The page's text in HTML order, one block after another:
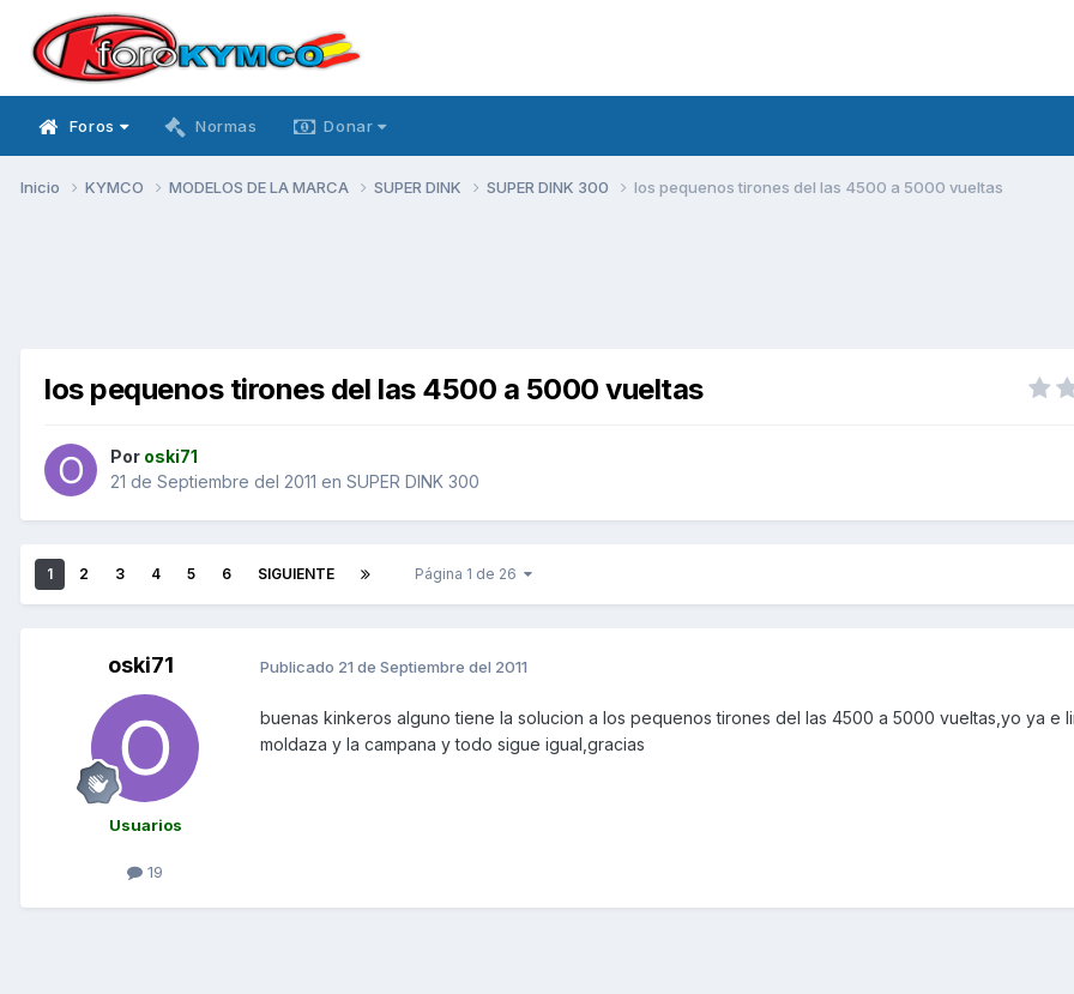
Foros Normas Donar
Inicio KYMCO MODELOS DE LA MARCA SUPER DINK SUPER DINK 300 los pequenos tirones del las 4500 a 5000 vueltas
los pequenos tirones del las 4500 a 5000 vueltas
Por oski71
21 de Septiembre del 2011 en SUPER DINK 300
1 2 3 4 5 6 SIGUIENTE Página 1 de 26
oski71
Usuarios
19
Publicado 21 de Septiembre del 2011
buenas kinkeros alguno tiene la solucion a los pequenos tirones del las 4500 a 5000 vueltas,yo ya e
moldaza y la campana y todo sigue igual,gracias